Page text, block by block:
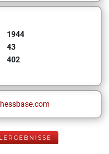
1944
43
402